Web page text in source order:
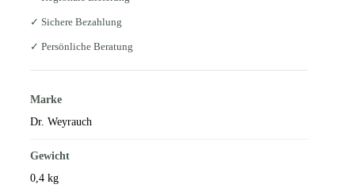
✓ Sichere Bezahlung
✓ Persönliche Beratung
Marke
Dr. Weyrauch
Gewicht
0,4 kg